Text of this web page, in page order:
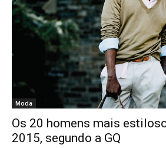
Moda
Os 20 homens mais
2015, segundo a GQ